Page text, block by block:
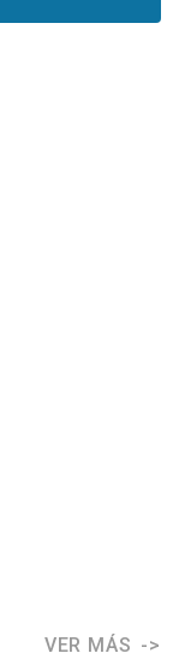
VER MÁS